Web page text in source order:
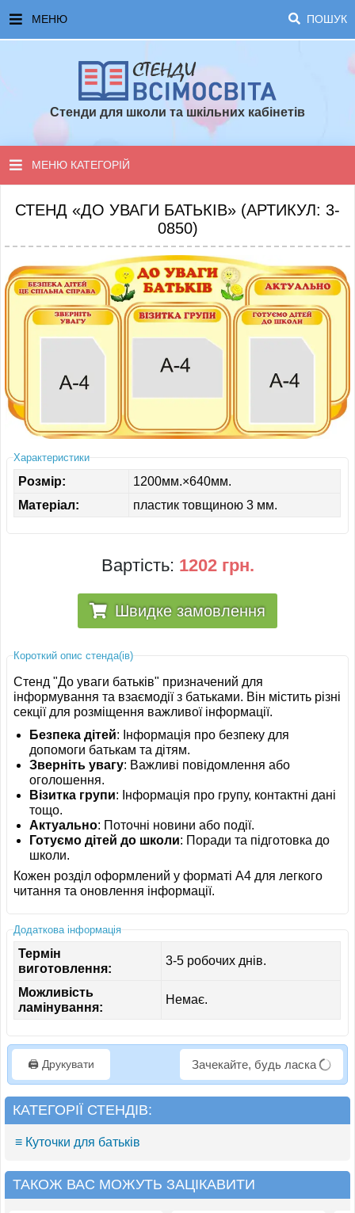
МЕНЮ ПОШУК
ЧАСТІ ЗАПИТАННЯ ТА ВІДПОВІДІ
ТОПОВІ ПРОПОЗИЦІЇ
Стенди для школи та шкільних кабінетів
МЕНЮ КАТЕГОРІЙ
СТЕНДИ ДЛЯ НУШ
СТЕНДИ ДЛЯ ПОЧАТКОВОЇ ШКОЛИ
СТЕНДИ ДЛЯ КАБІНЕТІВ
СТЕНДИ ДЛЯ ШКОЛИ
СТЕНД «ДО УВАГИ БАТЬКІВ» (АРТИКУЛ: 3-
0850)
Характеристики
Розмір:
1200мм.×640мм.
Матеріал:
пластик товщиною 3 мм.
Вартість: 1202 грн.
Швидке замовлення
Короткий опис стенда(ів)
Стенд "До уваги батьків" призначений для
інформування та взаємодії з батьками. Він містить різні
секції для розміщення важливої інформації.
Безпека дітей: Інформація про безпеку для
допомоги батькам та дітям.
Зверніть увагу: Важливі повідомлення або
оголошення.
Візитка групи: Інформація про групу, контактні дані
тощо.
Актуально: Поточні новини або події.
Готуємо дітей до школи: Поради та підготовка до
школи.
Кожен розділ оформлений у форматі A4 для легкого
читання та оновлення інформації.
Додаткова інформація
Термін
виготовлення:
3-5 робочих днів.
Можливість
ламінування:
Немає.
🖨️ Друкувати Зачекайте, будь ласка
КАТЕГОРІЇ СТЕНДІВ:
≡ Куточки для батьків
ТАКОЖ ВАС МОЖУТЬ ЗАЦІКАВИТИ